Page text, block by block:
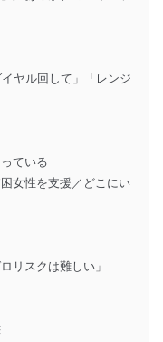
ヤル回して」「レンジ
ている
女性を支援／どこにい
リスクは難しい」